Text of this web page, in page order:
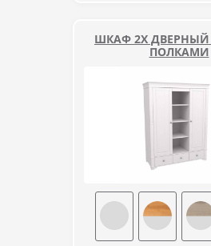
ШКАФ 2Х ДВЕРНЫЙ
ПОЛКАМИ